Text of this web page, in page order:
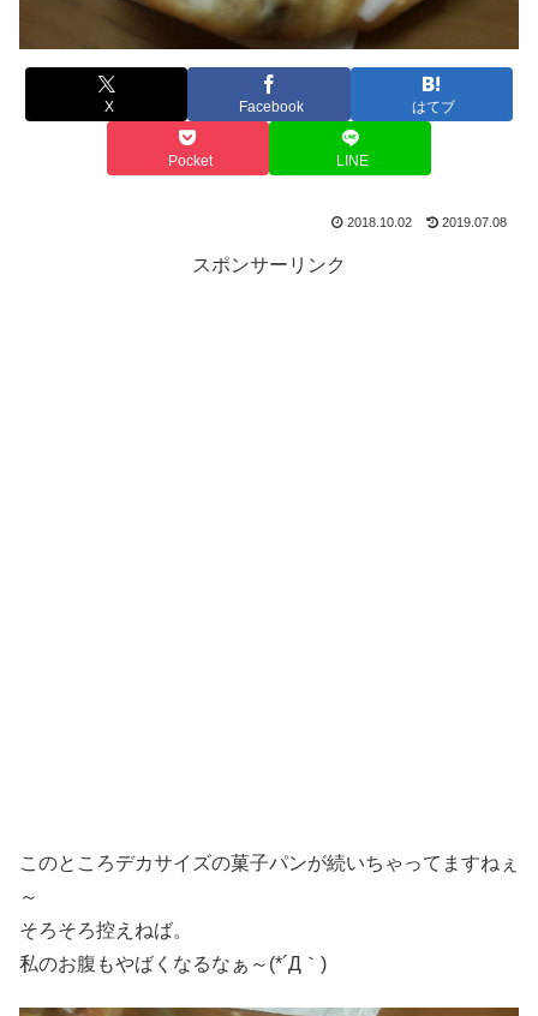
X Facebook はてブ
Pocket LINE
2018.10.02 2019.07.08
スポンサーリンク
このところデカサイズの菓子パンが続いちゃってますねぇ
～
そろそろ控えねば。
私のお腹もやばくなるなぁ～(*´Д｀)